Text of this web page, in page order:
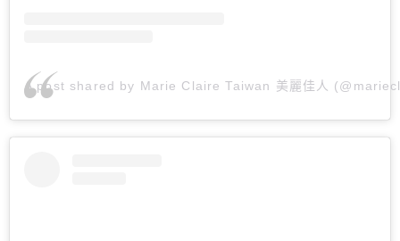
A post shared by Marie Claire Taiwan 美麗佳人